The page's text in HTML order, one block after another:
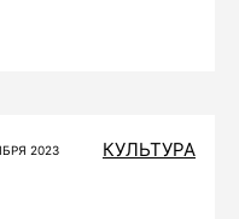
2023
КУЛЬТУРА